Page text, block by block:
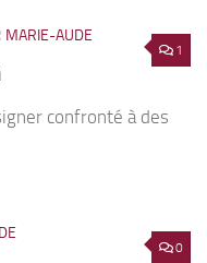
1
MARIE-AUDE
confronté à des
0